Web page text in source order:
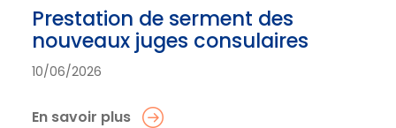
Prestation de serment des
nouveaux juges consulaires
10/06/2026
En savoir plus